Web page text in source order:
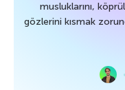
musluklarını,
gözlerini kısmak